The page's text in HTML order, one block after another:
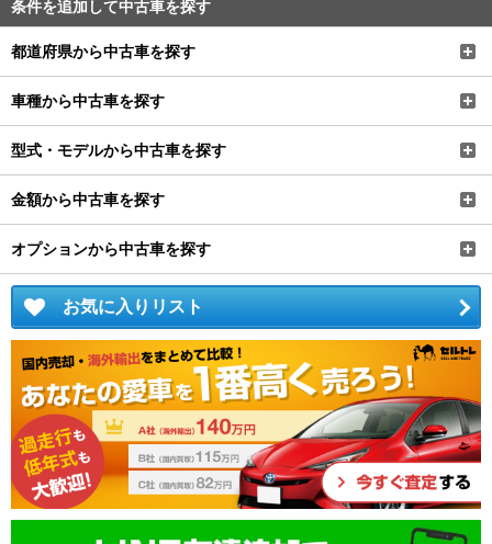
条件を追加して中古車を探す
都道府県から中古車を探す
車種から中古車を探す
型式・モデルから中古車を探す
金額から中古車を探す
オプションから中古車を探す
お気に入りリスト